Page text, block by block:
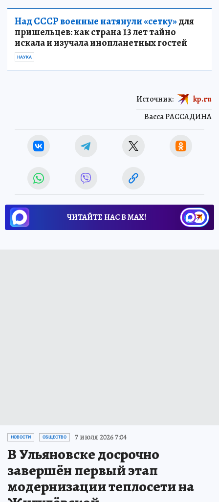
Над СССР военные натянули «сетку»для
пришельцев: как страна 13 лет тайно
искала и изучала инопланетных гостей
НАУКА
Васса РАССАДИНА
Источник: kp.ru
ЧИТАЙТЕ НАС В МАХ!
НОВОСТИ ОБЩЕСТВО 7 июля 2026 7:04
В Ульяновске досрочно
завершён первый этап
модернизации теплосети на